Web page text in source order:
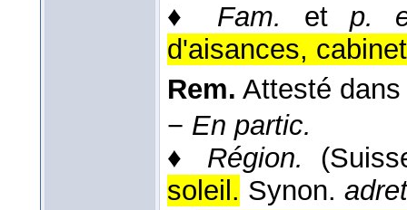
♦ Fam. et p.
d'aisances, cabinet
Rem. Attesté
− En partic.
♦ Région.
soleil. Synon.